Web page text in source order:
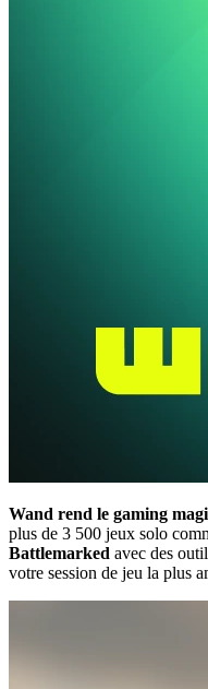
Wand rend le gaming
plus de 3 500 jeux solo
Battlemarked avec des
votre session de jeu la plus